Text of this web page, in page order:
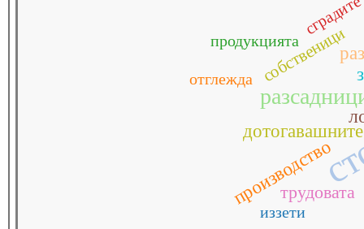
дотогавашните
производство
трудовата
собственици
иззети
отглежда
продукцията
сградите